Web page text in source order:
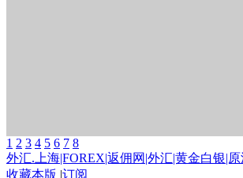
1 2 3 4 5 6 7 8
外汇.上海|FOREX|返佣网|外汇|黄金白银|
收藏本版 |订阅